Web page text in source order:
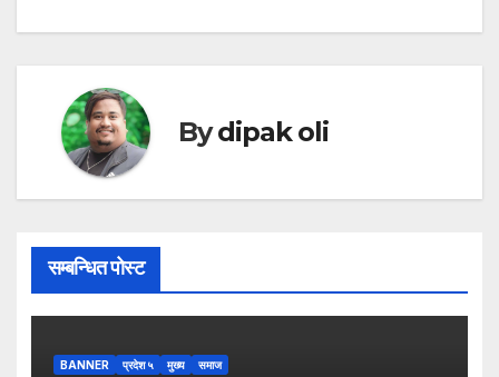
Bydipak oli
सम्बन्धित पोस्ट
BANNER प्रदेश ५ मुख्य समाज